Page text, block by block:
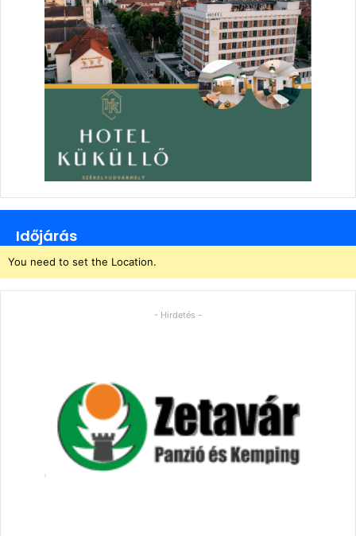
Időjárás
You need to set the Location.
- Hirdetés -